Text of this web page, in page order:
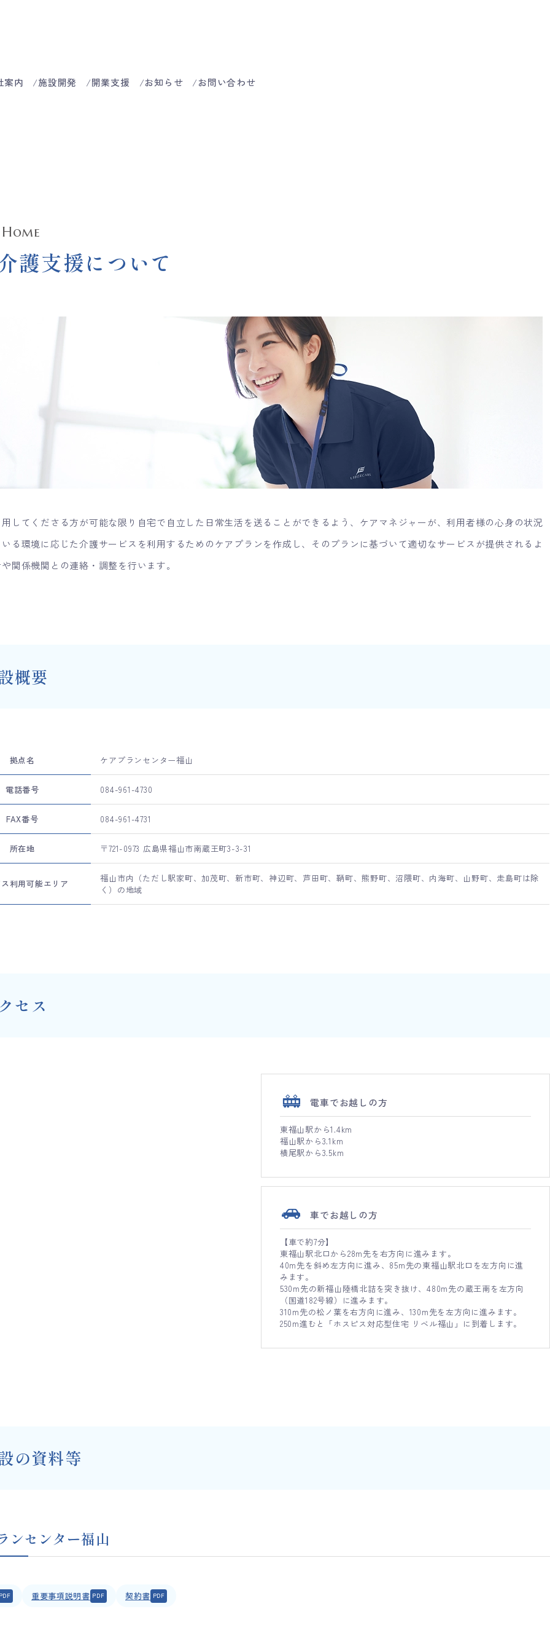
案内 施設開発 開業支援 お知らせ お問い合わせ
護支援について
してくださる方が可能な限り自宅で自立した日常生活を送ることができるよう、ケアマネジャーが、利用者様の心身の状況
る環境に応じた介護サービスを利用するためのケアプランを作成し、そのプランに基づいて適切なサービスが提供されるよ
関係機関との連絡・調整を行います。
概要
拠点名 ケアプランセンター福山
電話番号 084-961-4730
FAX番号 084-961-4731
所在地 〒721-0973 広島県福山市南蔵王町3-3-31
利用可能エリア
福山市内（ただし駅家町、加茂町、新市町、神辺町、芦田町、鞆町、熊野町、沼隈町、内海町、山野町、走島町は除
く）の地域
セス
電車でお越しの方
東福山駅から1.4km
福山駅から3.1km
横尾駅から3.5km
車でお越しの方
【車で約7分】
東福山駅北口から28m先を右方向に進みます。
40m先を斜め左方向に進み、85m先の東福山駅北口を左方向に進
みます。
530m先の新福山陸橋北詰を突き抜け、480m先の蔵王南を左方向
（国道182号線）に進みます。
310m先の松ノ葉を右方向に進み、130m先を左方向に進みます。
250m進むと「ホスピス対応型住宅 リベル福山」に到着します。
の資料等
ンセンター福山
重要事項説明書 契約書